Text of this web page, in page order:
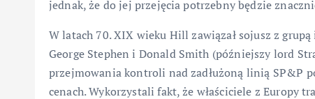
jednak, że do jej przejęcia potrzebny będzie
W latach 70. XIX wieku Hill zawiązał sojusz z
George Stephen i Donald Smith (późniejszy lord
przejmowania kontroli nad zadłużoną linią SP&P
cenach. Wykorzystali fakt, że właściciele z Europy